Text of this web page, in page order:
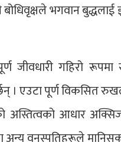
भगवान बुद्धलाई
जीवधारी गहिरो
। एउटा पूर्ण विकसित
अस्तित्वको आधार